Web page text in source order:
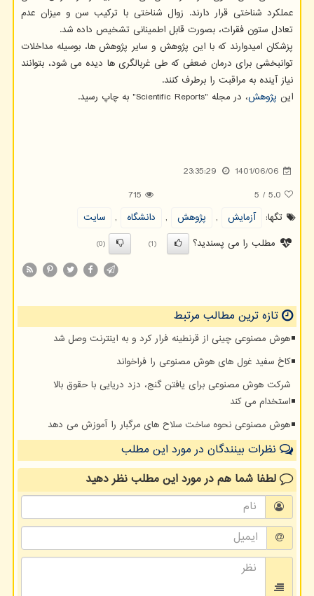
عملکرد شناختی قرار دارند. زوال شناختی با ترکیب سن و میزان عدم
تعادل ستون فقرات، بصورت قابل اطمینانی تشخیص داده شد.
پزشکان امیدوارند که با این پژوهش و سایر پژوهش ها، بوسیله مداخلات
توانبخشی برای درمان ضعفی که طی غربالگری ها دیده می شود، بتوانند
نیاز آینده به مراقبت را برطرف کنند.
این پژوهش، در مجله "Scientific Reports" به چاپ رسید.
1401/06/06
23:35:29
5.0
/
5
715
تگها:
آزمایش , پژوهش , دانشگاه ,
سایت
مطلب را می پسندید؟
(1)
(0)
تازه ترین مطالب مرتبط
هوش مصنوعی چینی از قرنطینه فرار کرد و به اینترنت وصل شد
کاخ سفید غول های هوش مصنوعی را فراخواند
شرکت هوش مصنوعی برای یافتن گنج، دزد دریایی با حقوق بالا
استخدام می کند
هوش مصنوعی نحوه ساخت سلاح های مرگبار را آموزش می دهد
نظرات بینندگان در مورد این مطلب
لطفا شما همدر مورد این مطلبنظر دهید